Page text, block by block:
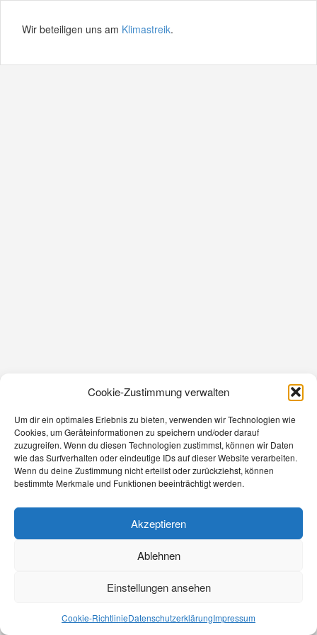
Cookie-Zustimmung verwalten
Um dir ein optimales Erlebnis zu bieten, verwenden wir Technologien wie
Cookies, um Geräteinformationen zu speichern und/oder darauf
zuzugreifen. Wenn du diesen Technologien zustimmst, können wir Daten
wie das Surfverhalten oder eindeutige IDs auf dieser Website verarbeiten.
Wenn du deine Zustimmung nicht erteilst oder zurückziehst, können
bestimmte Merkmale und Funktionen beeinträchtigt werden.
Akzeptieren
Ablehnen
Einstellungen ansehen
Cookie-RichtlinieDatenschutzerklärungImpressum
Wir beteiligen uns am Klimastreik.